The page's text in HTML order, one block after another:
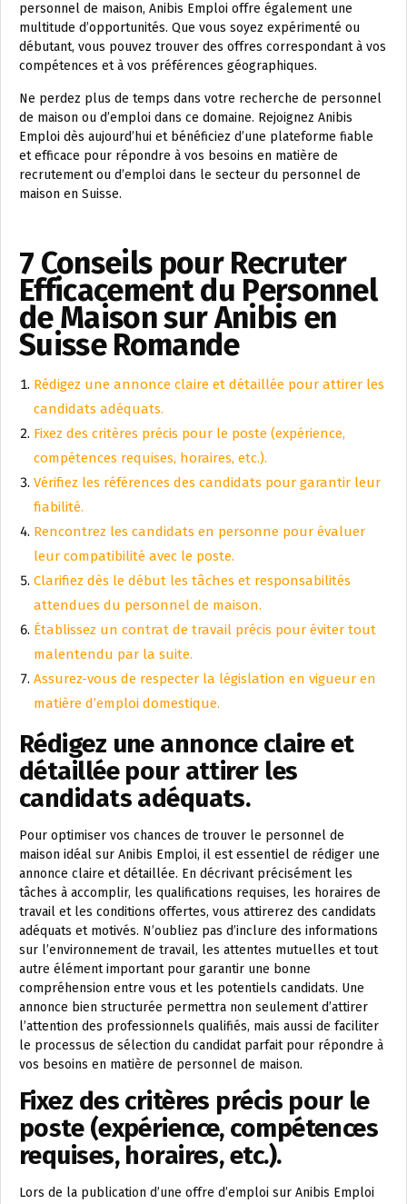
personnel de maison, Anibis Emploi offre également une
multitude d’opportunités. Que vous soyez expérimenté ou
débutant, vous pouvez trouver des offres correspondant à vos
compétences et à vos préférences géographiques.
Ne perdez plus de temps dans votre recherche de personnel
de maison ou d’emploi dans ce domaine. Rejoignez Anibis
Emploi dès aujourd’hui et bénéficiez d’une plateforme fiable
et efficace pour répondre à vos besoins en matière de
recrutement ou d’emploi dans le secteur du personnel de
maison en Suisse.
7 Conseils pour Recruter
Efficacement du Personnel
de Maison sur Anibis en
Suisse Romande
Rédigez une annonce claire et détaillée pour attirer les
candidats adéquats.
Fixez des critères précis pour le poste (expérience,
compétences requises, horaires, etc.).
Vérifiez les références des candidats pour garantir leur
fiabilité.
Rencontrez les candidats en personne pour évaluer
leur compatibilité avec le poste.
Clarifiez dès le début les tâches et responsabilités
attendues du personnel de maison.
Établissez un contrat de travail précis pour éviter tout
malentendu par la suite.
Assurez-vous de respecter la législation en vigueur en
matière d’emploi domestique.
Rédigez une annonce claire et
détaillée pour attirer les
candidats adéquats.
Pour optimiser vos chances de trouver le personnel de
maison idéal sur Anibis Emploi, il est essentiel de rédiger une
annonce claire et détaillée. En décrivant précisément les
tâches à accomplir, les qualifications requises, les horaires de
travail et les conditions offertes, vous attirerez des candidats
adéquats et motivés. N’oubliez pas d’inclure des informations
sur l’environnement de travail, les attentes mutuelles et tout
autre élément important pour garantir une bonne
compréhension entre vous et les potentiels candidats. Une
annonce bien structurée permettra non seulement d’attirer
l’attention des professionnels qualifiés, mais aussi de faciliter
le processus de sélection du candidat parfait pour répondre à
vos besoins en matière de personnel de maison.
Fixez des critères précis pour le
poste (expérience, compétences
requises, horaires, etc.).
Lors de la publication d’une offre d’emploi sur Anibis Emploi